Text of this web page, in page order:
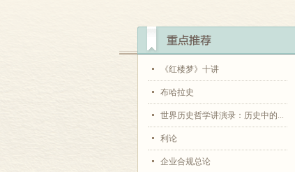
《红楼梦》十讲
布哈拉史
世界历史哲学讲演录：历史中的...
利论
企业合规总论